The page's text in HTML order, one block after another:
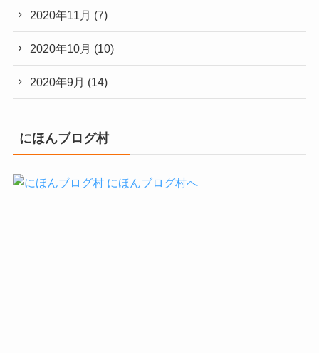
2020年11月 (7)
2020年10月 (10)
2020年9月 (14)
にほんブログ村